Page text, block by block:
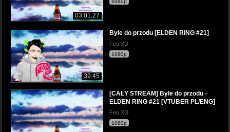
03:01:27
1080p
39:45
Byle do przodu [ELDEN RING #21]
Feo XD
1080p
[CAŁY STREAM] Byle do przodu -
ELDEN RING #21 [VTUBER PL/ENG]
Feo XD
1080p